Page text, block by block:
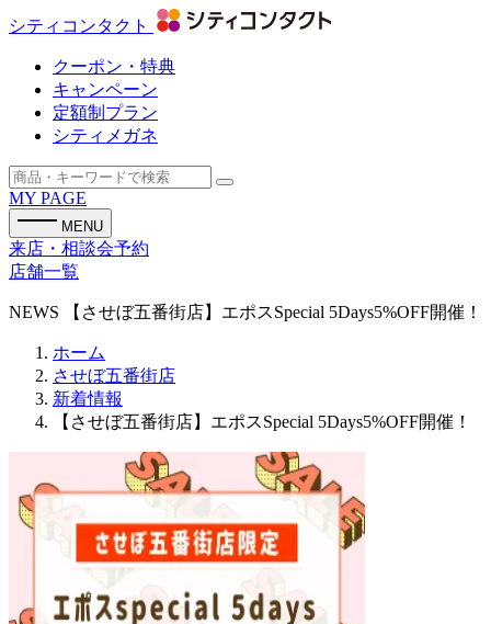
シティコンタクト
クーポン・特典
キャンペーン
定額制プラン
シティメガネ
MY PAGE
MENU
来店・相談会予約
店舗一覧
NEWS 【させぼ五番街店】エポスSpecial 5Days5%OFF開催！
ホーム
させぼ五番街店
新着情報
【させぼ五番街店】エポスSpecial 5Days5%OFF開催！